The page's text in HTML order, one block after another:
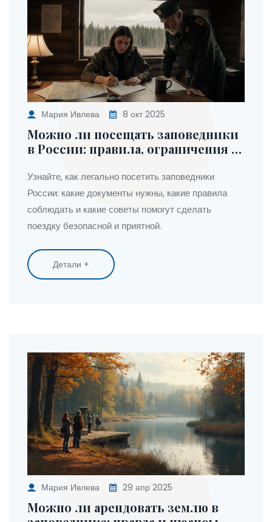
Мария Ивлева 8 окт 2025
Можно ли посещать заповедники
в России: правила, ограничения и
Узнайте, как легально посетить заповедники
России: какие документы нужны, какие правила
соблюдать и какие советы помогут сделать
поездку безопасной и приятной.
Детали +
Мария Ивлева 29 апр 2025
Можно ли арендовать землю в